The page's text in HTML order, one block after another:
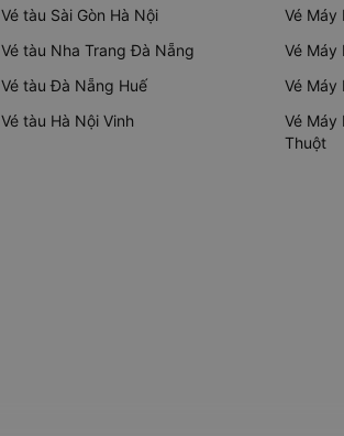
Vé tàu Sài Gòn Hà Nội
Vé tàu Nha Trang Đà Nẵng
Vé tàu Đà Nẵng Huế
Vé tàu Hà Nội Vinh
Vé Máy
Vé Máy
Vé Máy
Vé Máy
Thuột